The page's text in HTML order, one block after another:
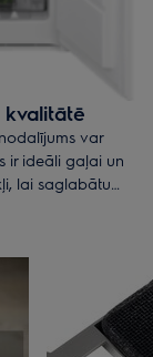
var
ir ideāli gaļai un
lai saglabātu